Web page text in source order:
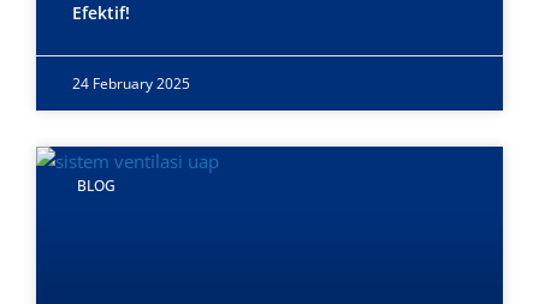
Efektif!
24 February 2025
BLOG